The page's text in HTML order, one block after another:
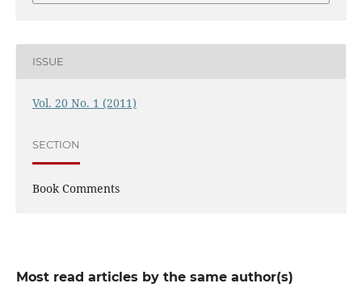
ISSUE
Vol. 20 No. 1 (2011)
SECTION
Book Comments
Most read articles by the same author(s)